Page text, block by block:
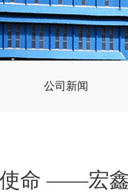
公司新闻
命 ——宏